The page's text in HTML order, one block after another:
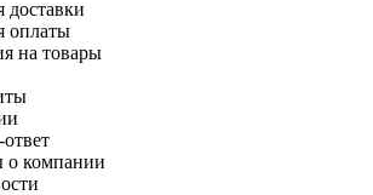
доставки
оплаты
на товары
о компании